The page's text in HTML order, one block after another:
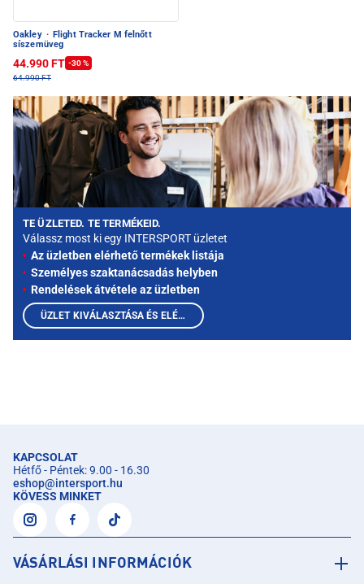
Oakley · Flight Tracker M felnőtt
síszemüveg
44.990 FT -30 %
64.990 FT
TE ÜZLETED. TE TERMÉKEID.
Válassz most ki egy INTERSPORT üzletet
Az üzletben elérhető termékek listája
Személyes szaktanácsadás helyben
Rendelések átvétele az üzletben
ÜZLET KIVÁLASZTÁSA ÉS ELÉRHETŐ TERMÉKEK MEGTEKINTÉSE
KAPCSOLAT
Hétfő - Péntek: 9.00 - 16.30
eshop@intersport.hu
KÖVESS MINKET
VÁSÁRLÁSI INFORMÁCIÓK